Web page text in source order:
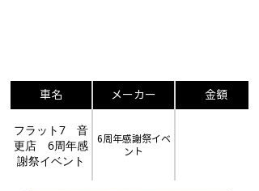
車名 メーカー 金額
フラット7 音
更店 6周年感
謝祭イベント
6周年感謝祭イベ
ント